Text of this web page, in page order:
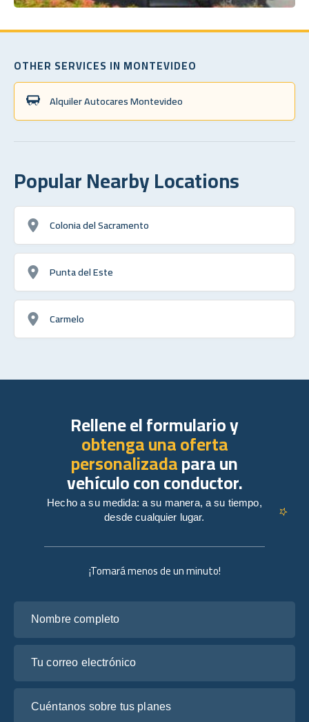
OTHER SERVICES IN MONTEVIDEO
Alquiler Autocares Montevideo
Popular Nearby Locations
Colonia del Sacramento
Punta del Este
Carmelo
¡Tomará menos de un minuto!
Rellene el formulario y
obtenga una oferta
personalizadapara un
vehículo con conductor.
Hecho a su medida: a su manera, a su tiempo,
desde cualquier lugar.